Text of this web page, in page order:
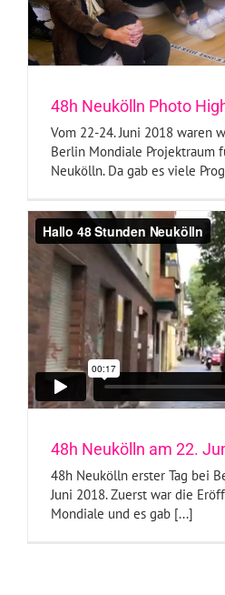
48h Neukölln Photo
Vom 22-24. Juni 2018 waren
Berlin Mondiale Projektraum
Neukölln. Da gab es viele
48h Neukölln am 22.
48h Neukölln erster Tag bei
Juni 2018. Zuerst war die
Mondiale und es gab [...]